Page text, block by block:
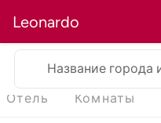
Leonardo
Название города
Отель Комнаты